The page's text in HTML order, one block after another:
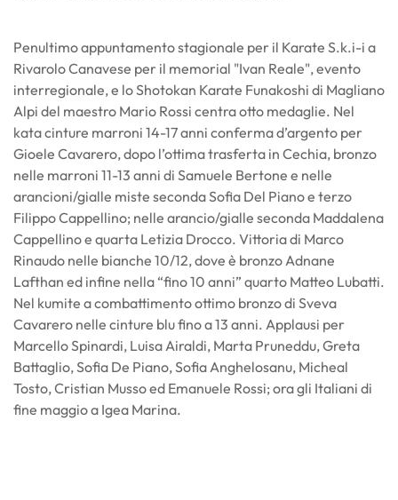
Penultimo appuntamento stagionale per il Karate S.k.i-i a
Rivarolo Canavese per il memorial "Ivan Reale", evento
interregionale, e lo Shotokan Karate Funakoshi di Magliano
Alpi del maestro Mario Rossi centra otto medaglie. Nel
kata cinture marroni 14-17 anni conferma d’argento per
Gioele Cavarero, dopo l’ottima trasferta in Cechia, bronzo
nelle marroni 11-13 anni di Samuele Bertone e nelle
arancioni/gialle miste seconda Sofia Del Piano e terzo
Filippo Cappellino; nelle arancio/gialle seconda Maddalena
Cappellino e quarta Letizia Drocco. Vittoria di Marco
Rinaudo nelle bianche 10/12, dove è bronzo Adnane
Lafthan ed infine nella “fino 10 anni” quarto Matteo Lubatti.
Nel kumite a combattimento ottimo bronzo di Sveva
Cavarero nelle cinture blu fino a 13 anni. Applausi per
Marcello Spinardi, Luisa Airaldi, Marta Pruneddu, Greta
Battaglio, Sofia De Piano, Sofia Anghelosanu, Micheal
Tosto, Cristian Musso ed Emanuele Rossi; ora gli Italiani di
fine maggio a Igea Marina.